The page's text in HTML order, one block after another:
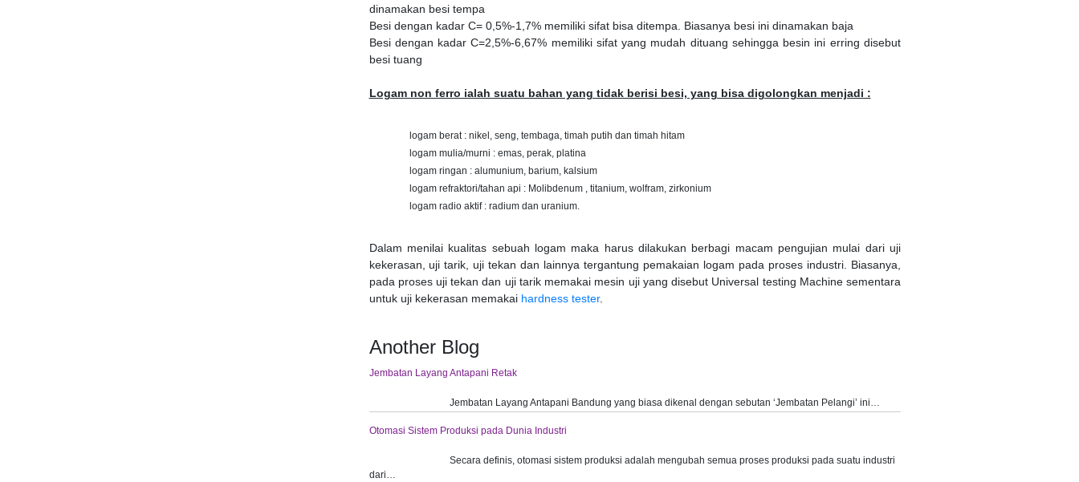
dinamakan besi tempa
Besi dengan kadar C= 0,5%-1,7% memiliki sifat bisa ditempa. Biasanya besi ini dinamakan baja
Besi dengan kadar C=2,5%-6,67% memiliki sifat yang mudah dituang sehingga besin ini erring disebut
besi tuang
Logam non ferro ialah suatu bahan yang tidak berisi besi, yang bisa digolongkan menjadi :
logam berat : nikel, seng, tembaga, timah putih dan timah hitam
logam mulia/murni : emas, perak, platina
logam ringan : alumunium, barium, kalsium
logam refraktori/tahan api : Molibdenum , titanium, wolfram, zirkonium
logam radio aktif : radium dan uranium.
Dalam menilai kualitas sebuah logam maka harus dilakukan berbagi macam pengujian mulai dari uji
kekerasan, uji tarik, uji tekan dan lainnya tergantung pemakaian logam pada proses industri. Biasanya,
pada proses uji tekan dan uji tarik memakai mesin uji yang disebut Universal testing Machine sementara
untuk uji kekerasan memakai hardness tester.
Another Blog
Jembatan Layang Antapani Retak
Jembatan Layang Antapani Bandung yang biasa dikenal dengan sebutan ‘Jembatan Pelangi’ ini…
Otomasi Sistem Produksi pada Dunia Industri
Secara definis, otomasi sistem produksi adalah mengubah semua proses produksi pada suatu industri
dari…